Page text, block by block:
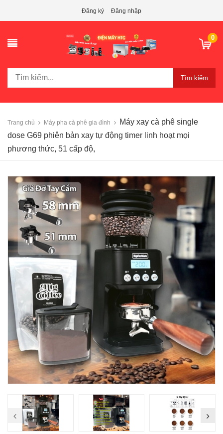
Đăng ký Đăng nhập
0
Tìm kiếm
Trang chủ Máy pha cà phê gia đình
Máy xay cà phê single
dose G69 phiên bản xay tự động timer linh hoạt mọi
phương thức, 51 cấp độ,